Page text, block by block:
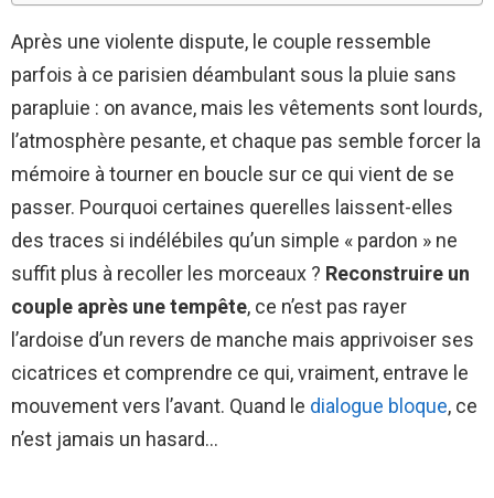
Après une violente dispute, le couple ressemble
parfois à ce parisien déambulant sous la pluie sans
parapluie : on avance, mais les vêtements sont lourds,
l’atmosphère pesante, et chaque pas semble forcer la
mémoire à tourner en boucle sur ce qui vient de se
passer. Pourquoi certaines querelles laissent-elles
des traces si indélébiles qu’un simple « pardon » ne
suffit plus à recoller les morceaux ? Reconstruire un
couple après une tempête, ce n’est pas rayer
l’ardoise d’un revers de manche mais apprivoiser ses
cicatrices et comprendre ce qui, vraiment, entrave le
mouvement vers l’avant. Quand le dialogue bloque, ce
n’est jamais un hasard…